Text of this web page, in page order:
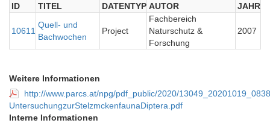
ID
TITEL DATENTYP AUTOR JAHR
10611
Quell- und
Bachwochen
Project
Fachbereich
Naturschutz &
Forschung
2007
Weitere Informationen
http://www.parcs.at/npg/pdf_public/2020/
UntersuchungzurStelzmckenfaunaDiptera.pdf
Interne Informationen